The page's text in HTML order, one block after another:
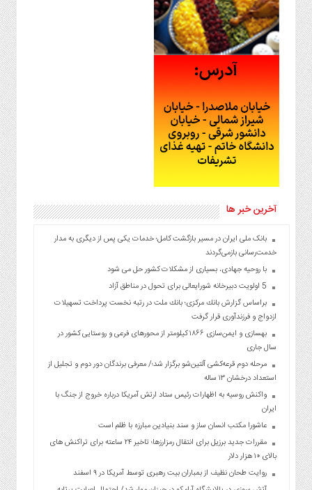
آخرین خبر ها
بانک ملی ایران در مسیر بازگشت کامل؛ خدمات یکی پس از دیگری به مدار
خدمت‌رسانی بازمی‌گردند
با روحیه جهادی، بسیاری از مشکلات کشور حل می شود
5 اولویت دبیرخانه شورایعالی برای تحول در مناطق آزاد
براساس گزارش بانك مركزی؛ بانك ملت در رتبه نخست پرداخت تسهیلات
ازدواج و فرزندآوری قرار گرفت
بهسازی و ایمن‌سازی ۱۸۶۶ کیلومتر از محورهای فرعی و روستایی کشور در
سال جاری
مرحله دوم قرعه‌کشی آلتین‌شو برگزار شد؛/ معرفی برندگان دور دوم و تجلیل از
استعداد درخشان ۱۳ ساله
واکنش روسیه به اظهارات رئیس ستاد ارتش آمریکا درباره خروج از جنگ با
ایران
عاشورا مکتب انسان ساز و سند بنیادین مبارزه با ظلم است
مقررات جدید برزیل برای انتقال رمزارزها؛ تاخیر ۲۴ ساعته برای تراکنش های
بالای ۱۰ هزار دلار
روایت طحان نظیف از بمباران بیت رهبری توسط آمریکا در ۹ اسفند